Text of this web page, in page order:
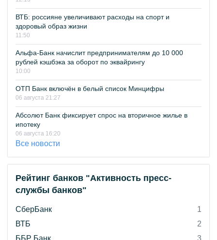
ВТБ: россияне увеличивают расходы на спорт и
здоровый образ жизни
11:50
Альфа-Банк начислит предпринимателям до 10 000
рублей кэшбэка за оборот по эквайрингу
10:00
ОТП Банк включён в белый список Минцифры
06 августа 21:27
Абсолют Банк фиксирует спрос на вторичное жилье в
ипотеку
06 августа 16:20
Все новости
Рейтинг банков "Активность пресс-
службы банков"
СберБанк
1
ВТБ
2